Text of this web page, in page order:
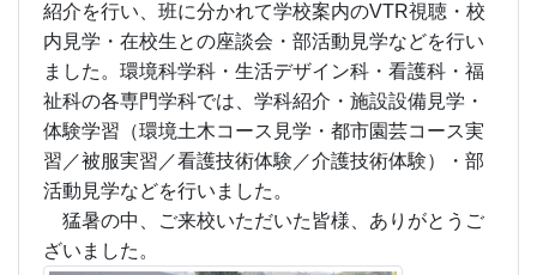
紹介を行い、班に分かれて学校案内のVTR視聴・ 校
内見学・在校生との座談会・部活動見学などを行い
ました。環境科学科・生活デザイン科・看護科・福
祉科の各専門学科では、学科紹介・施設設備見学・
体験学習（環境土木コース見学・都市園芸コース実
習／被服実習／看護技術体験／介護技術体験）
・ 部
活動見学などを行いました。
猛暑の中、
ご来校いただいた皆様、 ありがとうご
ざいました。